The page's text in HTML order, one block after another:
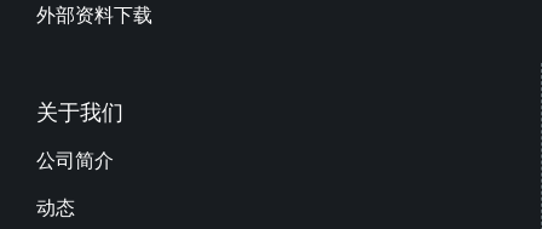
外部资料下载
关于我们
公司简介
动态